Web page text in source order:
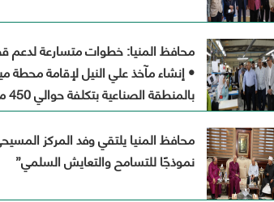
المواطنين
لحل
مشاكلهم
ورفع
مستوى
الخدمات
المقدمة
لهم
تنفيذاً
لخطة
المحافظة
التنموية .
الجهات
الحكومية
المحافظة
بالمحافظة
محافظ المنيا: خطوات متسارعة لدعم
• إنشاء مآخذ علي النيل لإقامة
بالمنطقة الصناعية بتكلفة حوالي 450 مليون جنيه
محافظ المنيا يلتقي وفد المركز
نموذجًا للتسامح والتعايش السلمي”